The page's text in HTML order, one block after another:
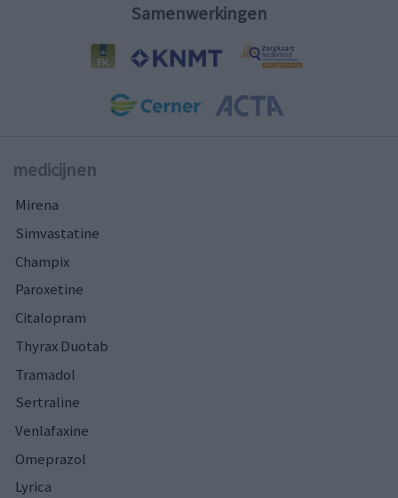
Samenwerkingen
medicijnen
Mirena
Simvastatine
Champix
Paroxetine
Citalopram
Thyrax Duotab
Tramadol
Sertraline
Venlafaxine
Omeprazol
Lyrica